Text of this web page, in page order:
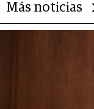
Más noticias